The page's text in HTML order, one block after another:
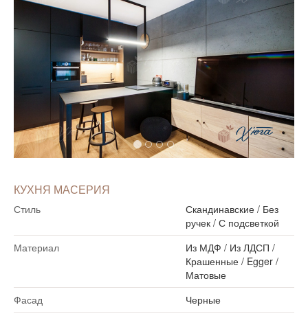
КУХНЯ МАСЕРИЯ
Стиль Скандинавские/ Без
ручек/ С подсветкой
Материал
Из МДФ / Из ЛДСП /
Крашенные/ Egger/
Матовые
Фасад
Черные